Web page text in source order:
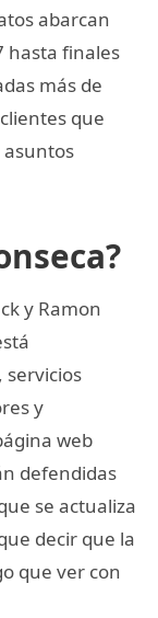
abarcan
hasta finales
más de
que
y Ramon
servicios
y
web
defendidas
se actualiza
decir que la
que ver con